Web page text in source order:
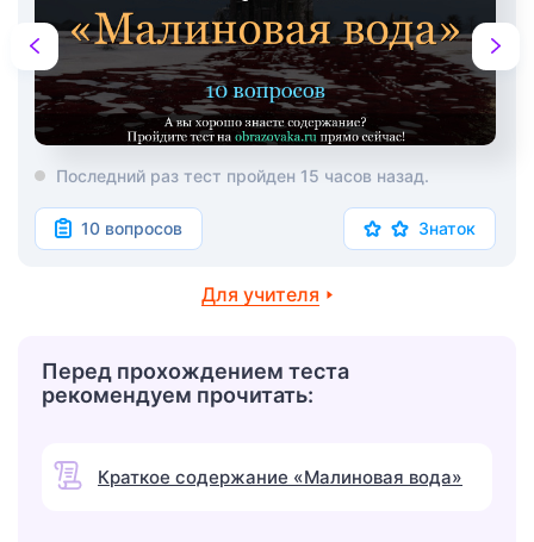
Последний раз тест пройден 15 часов назад.
10 вопросов Знаток
Для учителя
Перед прохождением теста
рекомендуем прочитать:
Краткое содержание «Малиновая вода»